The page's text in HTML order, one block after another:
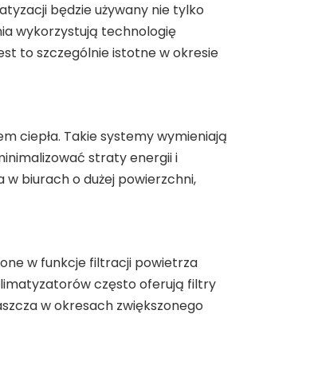
będzie używany nie tylko
wykorzystują technologię
to szczególnie istotne w okresie
ciepła. Takie systemy wymieniają
straty energii i
biurach o dużej powierzchni,
w funkcje filtracji powietrza
często oferują filtry
w okresach zwiększonego